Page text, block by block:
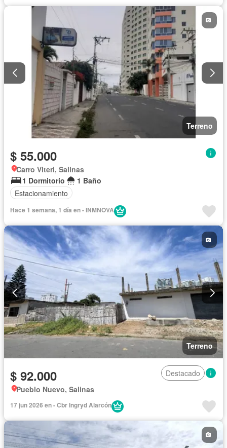
Terreno
$ 55.000
Carro Viteri, Salinas
1 Dormitorio
1 Baño
Estacionamiento
Hace 1 semana, 1 día en - INMNOVA
Terreno
$ 92.000
Destacado
Pueblo Nuevo, Salinas
17 jun 2026 en - Cbr Ingryd Alarcón